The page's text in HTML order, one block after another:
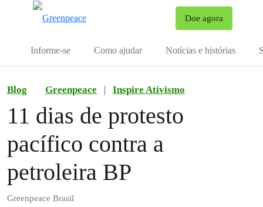
Doe agora
Informe-se Como ajudar Notícias e histórias
Blog Greenpeace | Inspire Ativismo
11 dias de protesto
pacífico contra a
petroleira BP
Greenpeace Brasil